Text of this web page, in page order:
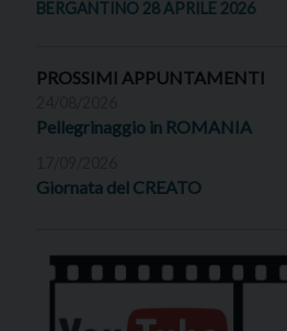
BERGANTINO 28 APRILE 2026
PROSSIMI APPUNTAMENTI
Pellegrinaggio in ROMANIA
Giornata del CREATO